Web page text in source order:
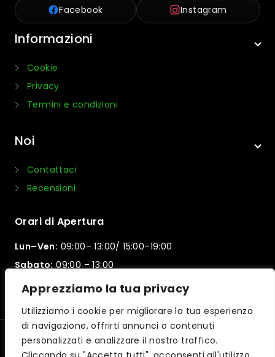
Apprezziamo la tua privacy
Utilizziamo i cookie per migliorare la tua esperienza
di navigazione, offrirti annunci o contenuti
personalizzati e analizzare il nostro traffico.
Facebook Instagram
Informazioni
Cookie
Privacy
Termini e condizioni
Noi
Contattaci
Recensioni
Orari di Apertura
Lun–Ven: 09:00– 13:00/ 15:00–19:00
Sabato:09:00 – 13:00
Domenica:Chiuso
© 2026 Motorpama | Powered byiltuocreasito